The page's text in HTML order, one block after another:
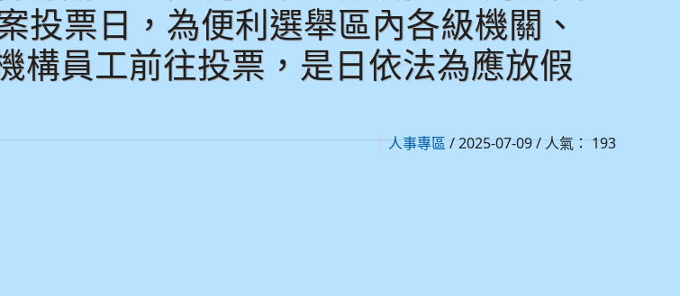
投票日，為便利選舉區內各級機關、
構員工前往投票，是日依法為應放假
人事專區/ 2025-07-09 / 人氣： 193